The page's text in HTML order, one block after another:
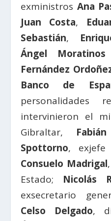
exministros Ana
Juan Costa,
Sebastián,
Ángel Moratinos
Fernández
Banco de
personalidades
intervinieron el
Gibraltar,
Spottorno,
Consuelo Madrigal
Estado; Nicolás
exsecretario
Celso Delgado,